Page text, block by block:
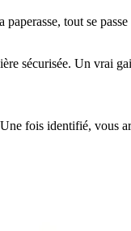
tout se
sécurisée. Un vrai
fois identifié, vous